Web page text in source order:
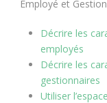
Employé et
Décrire les
employés
Décrire les
gestionnaires
Utiliser